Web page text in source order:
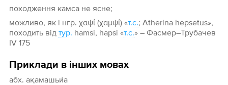
походження камса не ясне;
можливо, як і нгр. χαψί (χαμψί) «т.с.; Atherina hepsetus»,
походить від тур. hamsi, hapsi «т.с.» – Фасмер–Трубачев
IV 175
Приклади в інших мовах
абх. ақамашьи́а